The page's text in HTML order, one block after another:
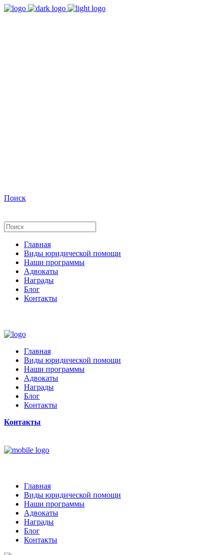
Поиск
Главная
Виды юридической помощи
Наши программы
Адвокаты
Награды
Блог
Контакты
Главная
Виды юридической помощи
Наши программы
Адвокаты
Награды
Блог
Контакты
Контакты
Главная
Виды юридической помощи
Наши программы
Адвокаты
Награды
Блог
Контакты